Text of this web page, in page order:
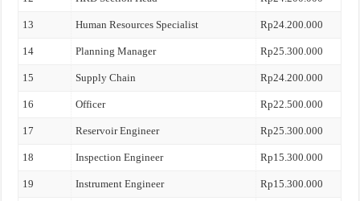
13 Human Resources Specialist Rp24.200.000
14 Planning Manager Rp25.300.000
15 Supply Chain Rp24.200.000
16 Officer Rp22.500.000
17 Reservoir Engineer Rp25.300.000
18 Inspection Engineer Rp15.300.000
19 Instrument Engineer Rp15.300.000